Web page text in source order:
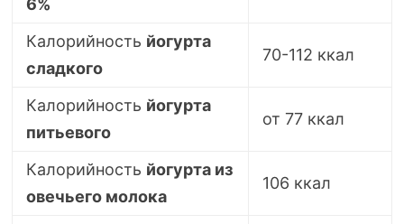
6%
Калорийность йогурта
сладкого
70-112 ккал
Калорийность йогурта
питьевого
от 77 ккал
Калорийность йогурта из
овечьего молока
106 ккал